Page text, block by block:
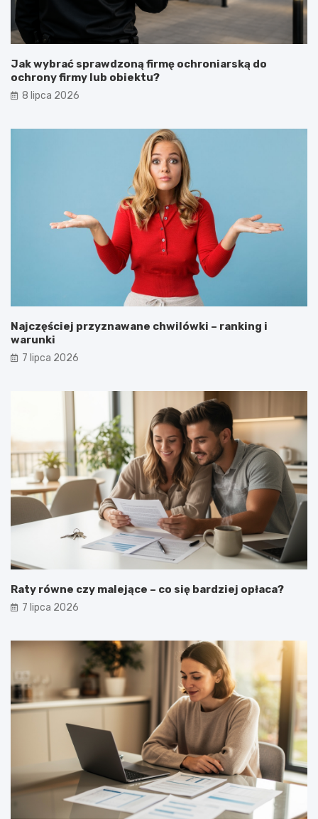
Jak wybrać sprawdzoną firmę ochroniarską do
ochrony firmy lub obiektu?
8 lipca 2026
Najczęściej przyznawane chwilówki – ranking i
warunki
7 lipca 2026
Raty równe czy malejące – co się bardziej opłaca?
7 lipca 2026